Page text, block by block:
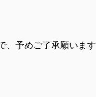
、予めご了承願います